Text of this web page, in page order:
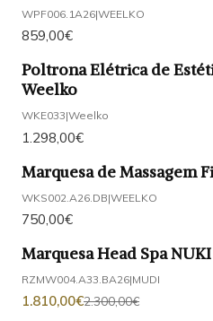
WPF006.1A26|WEELKO
859,00€
Poltrona Elétrica de
Weelko
WKE033|Weelko
1.298,00€
Marquesa de Massagem
WKS002.A26.DB|WEELKO
750,00€
-21%DESCONTO
Marquesa Head Spa
RZMW004.A33.BA26|MUDI
1.810,00€2.300,00€